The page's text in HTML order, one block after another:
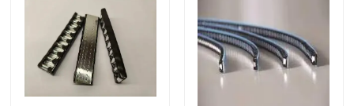
Über uns
Fabrik-Ausflug